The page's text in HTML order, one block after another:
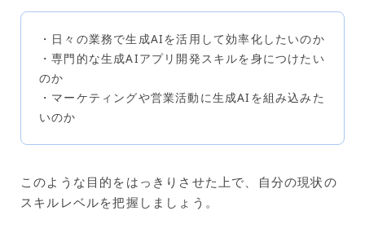
・日々の業務で生成AIを活用して効率化したいのか
・専門的な生成AIアプリ開発スキルを身につけたい
のか
・マーケティングや営業活動に生成AIを組み込みた
いのか
このような目的をはっきりさせた上で、自分の現状の
スキルレベルを把握しましょう。